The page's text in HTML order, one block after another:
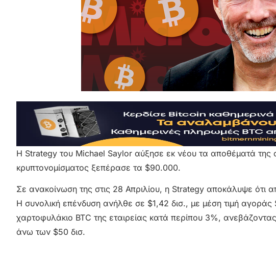
Η Strategy του Michael Saylor αύξησε εκ νέου τα αποθέματά
κρυπτονομίσματος ξεπέρασε τα $90.000.
Σε ανακοίνωση της στις 28 Απριλίου, η Strategy αποκάλυψε ότι
Η συνολική επένδυση ανήλθε σε $1,42 δισ., με μέση τιμή
χαρτοφυλάκιο BTC της εταιρείας κατά περίπου 3%,
άνω των $50 δισ.